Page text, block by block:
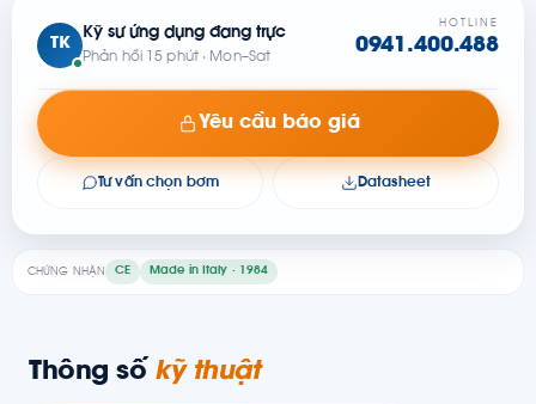
CHỨNG NHẬN CE Made in Italy · 1984
TK
Kỹ sư ứng dụng đang trực
Phản hồi 15 phút · Mon–Sat
HOTLINE
0941.400.488
Yêu cầu báo giá
Tư vấn chọn bơm Datasheet
Thông số kỹ thuật